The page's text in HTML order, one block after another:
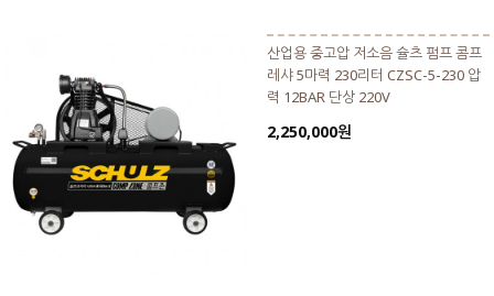
산업용 중고압 저소음 슐츠 펌프 콤프
레샤 5마력 230리터 CZSC-5-230 압
력 12BAR 단상 220V
2,250,000원